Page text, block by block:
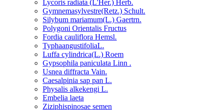
Lycoris radiata (L'Her.) Herb.
Gymnemasylvestre(Retz.) Schult.
Silybum mariamum(L.) Gaertrn.
Polygoni Orientalis Fructus
Fordia cauliflora Hemsl.
TyphaangustifoliaL.
Luffa cylindrica(L.) Roem
Gypsophila paniculata Linn .
Usnea diffracta Vain.
Caesalpinia sap pan L.
Physalis alkekengi L.
Embelia laeta
Ziziphispinosae semen